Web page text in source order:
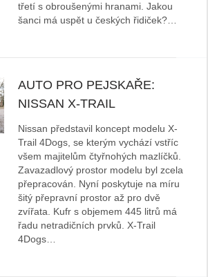
třetí s obroušenými hranami. Jakou
šanci má uspět u českých řidiček?…
AUTO PRO PEJSKAŘE:
NISSAN X-TRAIL
Nissan představil koncept modelu X-
Trail 4Dogs, se kterým vychází vstříc
všem majitelům čtyřnohých mazlíčků.
Zavazadlový prostor modelu byl zcela
přepracován. Nyní poskytuje na míru
šitý přepravní prostor až pro dvě
zvířata. Kufr s objemem 445 litrů má
řadu netradičních prvků. X-Trail
4Dogs…